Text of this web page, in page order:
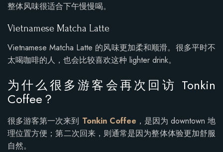
整体风味很适合下午慢慢喝。
Vietnamese Matcha Latte
Vietnamese Matcha Latte 的风味更加柔和顺滑。很多平时不
太喝咖啡的人，也会比较喜欢这种 lighter drink。
为什么很多游客会再次回访 Tonkin
Coffee？
很多游客第一次来到 Tonkin Coffee ，是因为 downtown 地
理位置方便；第二次回来，则通常是因为整体体验更加舒服
自然。